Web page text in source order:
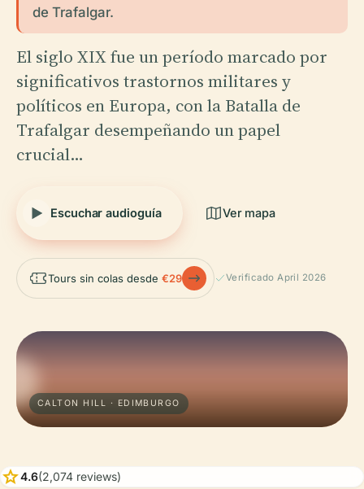
de Trafalgar.
El siglo XIX fue un período marcado por
significativos trastornos militares y
políticos en Europa, con la Batalla de
Trafalgar desempeñando un papel
crucial…
Escuchar audioguía Ver mapa
Tours sin colas desde €29 Verificado April 2026
CALTON HILL · EDIMBURGO
star4.6(2,074 reviews)